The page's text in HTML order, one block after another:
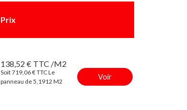
Prix
138,52 € TTC /M2
Soit 719,06 € TTC Le
panneau de 5,1912 M2
Voir